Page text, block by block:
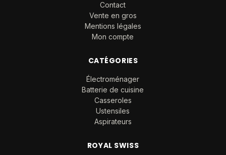
Contact
Vente en gros
Mentions légales
Mon compte
CATÉGORIES
Électroménager
Batterie de cuisine
Casseroles
Ustensiles
Aspirateurs
ROYAL SWISS